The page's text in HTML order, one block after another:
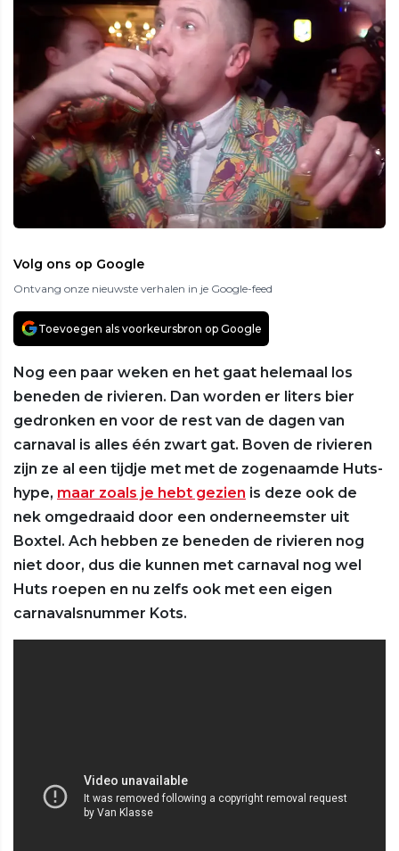
Volg ons op Google
Ontvang onze nieuwste verhalen in je Google-feed
Toevoegen als voorkeursbron op Google
Nog een paar weken en het gaat helemaal los
beneden de rivieren. Dan worden er liters bier
gedronken en voor de rest van de dagen van
carnaval is alles één zwart gat. Boven de rivieren
zijn ze al een tijdje met met de zogenaamde Huts-
hype, maar zoals je hebt gezien is deze ook de
nek omgedraaid door een onderneemster uit
Boxtel. Ach hebben ze beneden de rivieren nog
niet door, dus die kunnen met carnaval nog wel
Huts roepen en nu zelfs ook met een eigen
carnavalsnummer Kots.